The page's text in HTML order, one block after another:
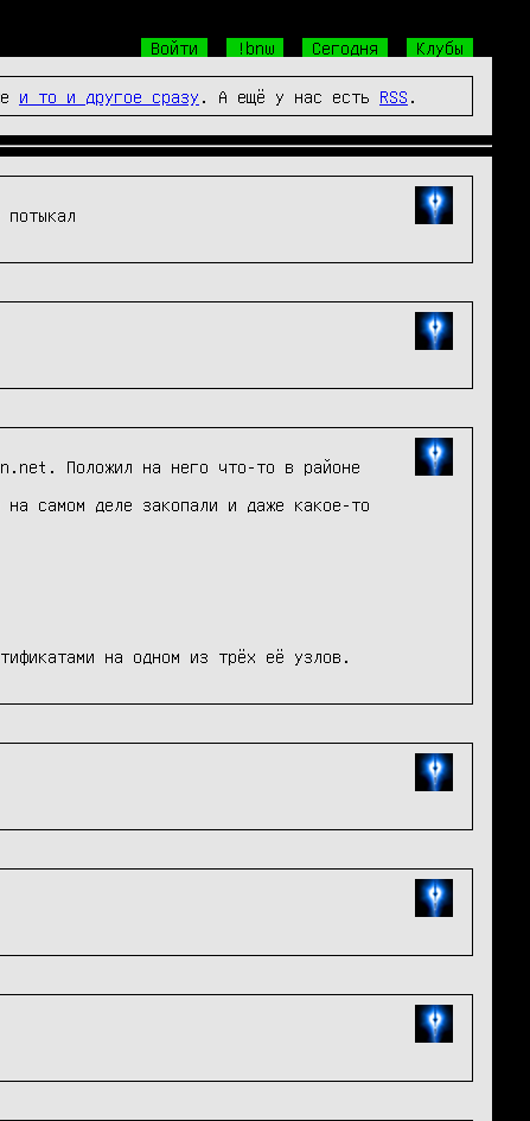
Войти !bnw Сегодня Клубы
и то и другое сразу . А ещё у нас есть RSS
Положил на него что-то в районе
самом деле закопали и даже какое-то
на одном из трёх её узлов.